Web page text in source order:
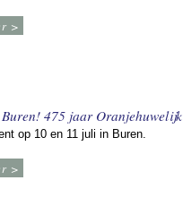
>
Buren! 475 jaar Oranjehuwelijk
op 10 en 11 juli in Buren.
>